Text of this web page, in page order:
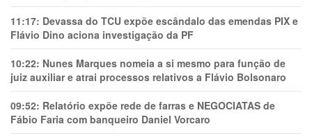
11:17: Devassa do TCU expõe escândalo das emendas PIX e
Flávio Dino aciona investigação da PF
10:22: Nunes Marques nomeia a si mesmo para função de
juiz auxiliar e atrai processos relativos a Flávio Bolsonaro
09:52: Relatório expõe rede de farras e NEGOCIATAS de
Fábio Faria com banqueiro Daniel Vorcaro